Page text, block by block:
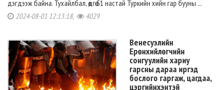
дэгдээж байна. Тухайлбал, өдгөө 51 настай Туркийн хийн гар бууны ...
2024-08-01 12:13:18, 4029
Венесуэлийн
Ерөнхийлөгчийн
сонгуулийн хариу
гарсны дараа иргэд
бослого гаргаж, цагдаа,
цэргийнхэнтэй